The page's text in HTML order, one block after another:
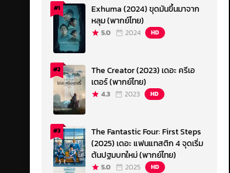
#1
Exhuma (2024) ขุดมันขึ้นมาจาก
หลุม (พากย์ไทย)
5.0 2024 HD
#2
The Creator (2023) เดอะ ครีเอ
เตอร์ (พากย์ไทย)
4.3 2023 HD
#3
The Fantastic Four: First Steps
(2025) เดอะ แฟนแทสติก 4 จุดเริ่ม
ต้นปฐมบทใหม่ (พากย์ไทย)
5.0 2025 HD